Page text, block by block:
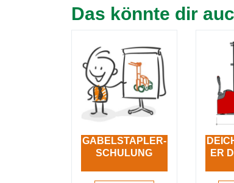
Das könnte dir
GABELSTAPLER-
SCHULUNG
ER